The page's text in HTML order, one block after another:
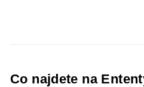
Co najdete na